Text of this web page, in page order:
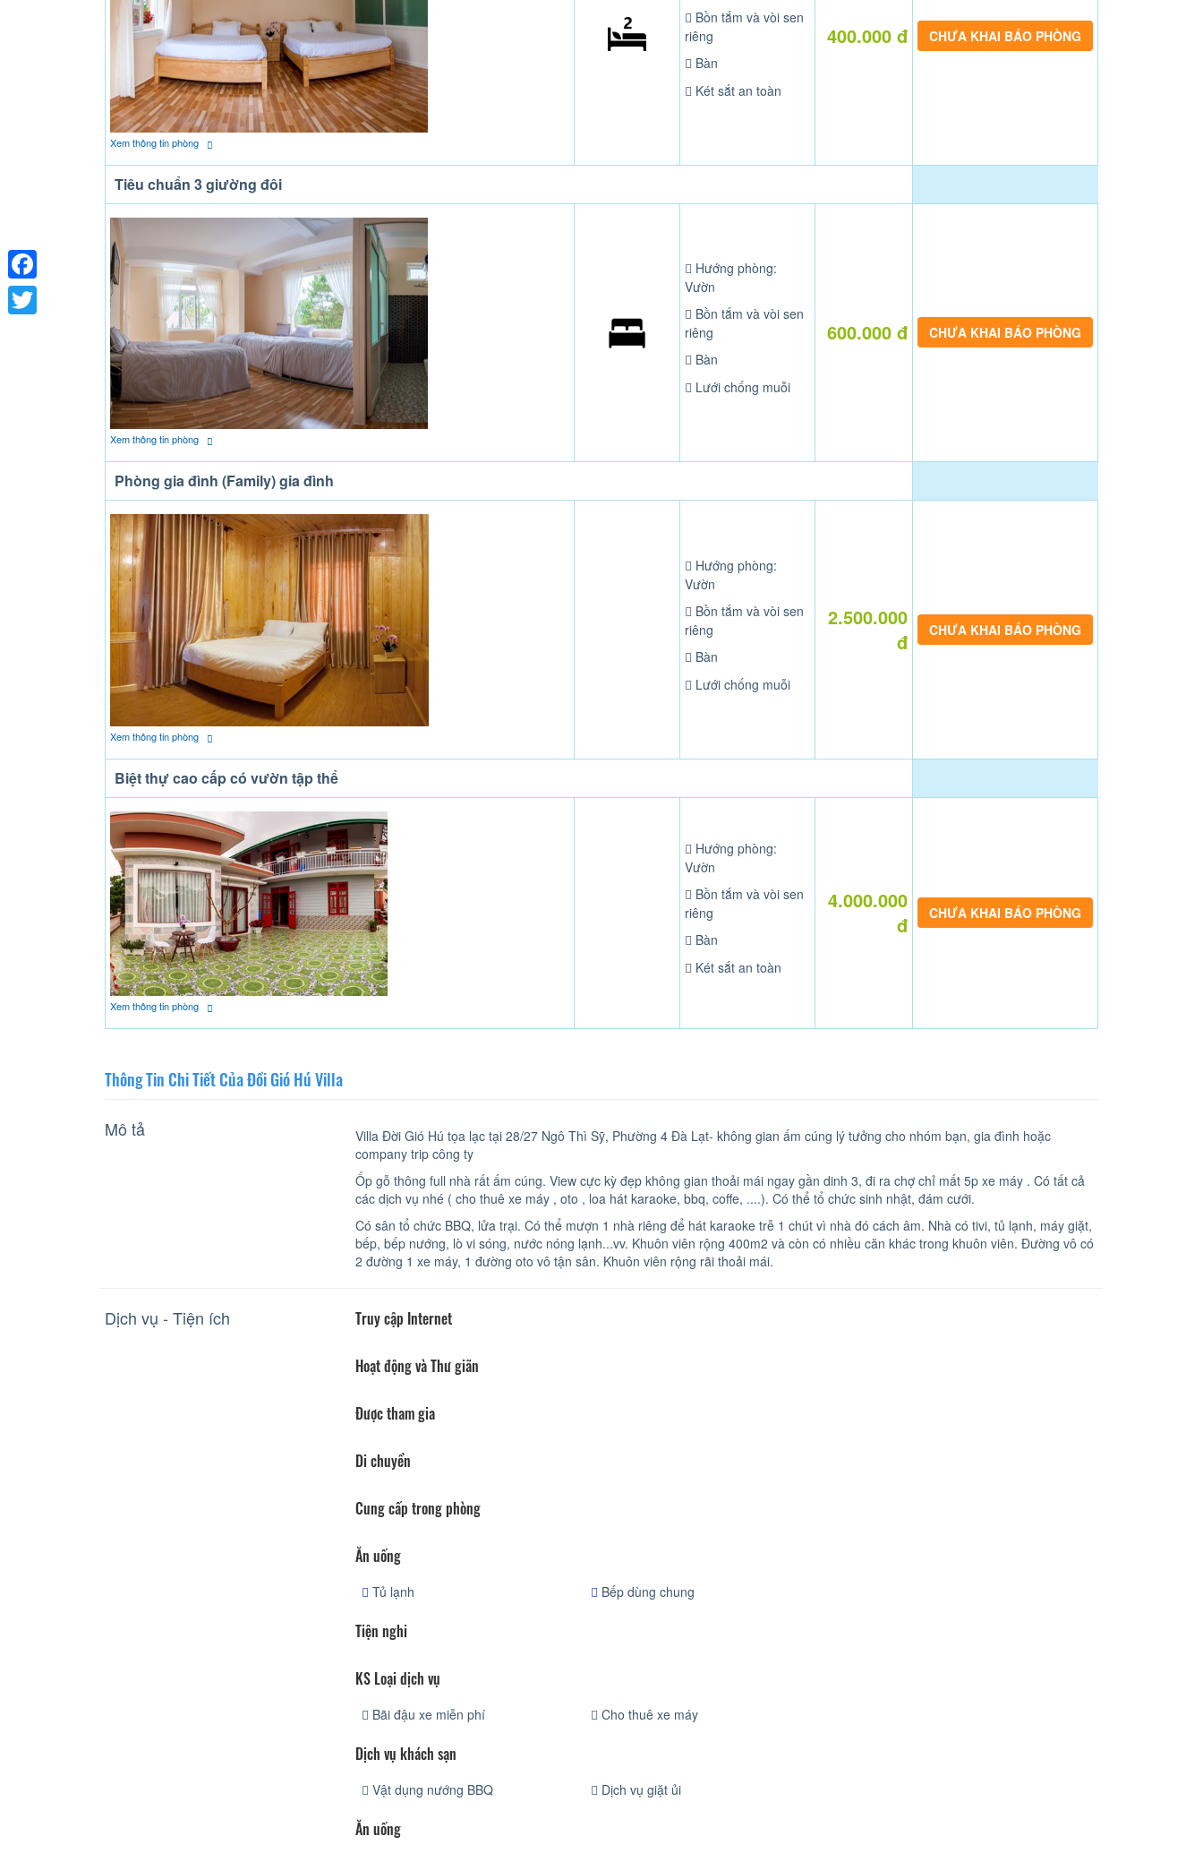
Xem thông tin phòng
Bồn tắm và vòi sen
riêng
Bàn
Két sắt an toàn
400.000 đ CHƯA KHAI BÁO PHÒNG
Tiêu chuẩn 3 giường đôi
Xem thông tin phòng
Hướng phòng:
Vườn
Bồn tắm và vòi sen
riêng
Bàn
Lưới chống muỗi
600.000 đ CHƯA KHAI BÁO PHÒNG
Phòng gia đình (Family) gia đình
Xem thông tin phòng
Hướng phòng:
Vườn
Bồn tắm và vòi sen
riêng
Bàn
Lưới chống muỗi
2.500.000
đ
CHƯA KHAI BÁO PHÒNG
Biệt thự cao cấp có vườn tập thể
Xem thông tin phòng
Hướng phòng:
Vườn
Bồn tắm và vòi sen
riêng
Bàn
Két sắt an toàn
4.000.000
đ
CHƯA KHAI BÁO PHÒNG
Thông Tin Chi Tiết Của Đồi Gió Hú Villa
Mô tả
Villa Đời Gió Hú tọa lạc tại 28/27 Ngô Thì Sỹ, Phường 4 Đà Lạt- không gian ấm cúng lý tưởng cho nhóm bạn, gia đình hoặc
company trip công ty
Ốp gỗ thông full nhà rất ấm cúng. View cực kỳ đẹp không gian thoải mái ngay gần dinh 3, đi ra chợ chỉ mất 5p xe máy . Có tất cả
các dịch vụ nhé ( cho thuê xe máy , oto , loa hát karaoke, bbq, coffe, ....). Có thể tổ chức sinh nhật, đám cưới.
Có sân tổ chức BBQ, lửa trại. Có thể mượn 1 nhà riêng để hát karaoke trễ 1 chút vì nhà đó cách âm. Nhà có tivi, tủ lạnh, máy giặt,
bếp, bếp nướng, lò vi sóng, nước nóng lạnh...vv. Khuôn viên rộng 400m2 và còn có nhiều căn khác trong khuôn viên. Đường vô có
2 đường 1 xe máy, 1 đường oto vô tận sân. Khuôn viên rộng rãi thoải mái.
Dịch vụ - Tiện ích Truy cập Internet
Hoạt động và Thư giãn
Được tham gia
Di chuyển
Cung cấp trong phòng
Ăn uống
Tủ lạnh Bếp dùng chung
Tiện nghi
KS Loại dịch vụ
Bãi đậu xe miễn phí Cho thuê xe máy
Dịch vụ khách sạn
Vật dụng nướng BBQ Dịch vụ giặt ủi
Ăn uống
Facebook